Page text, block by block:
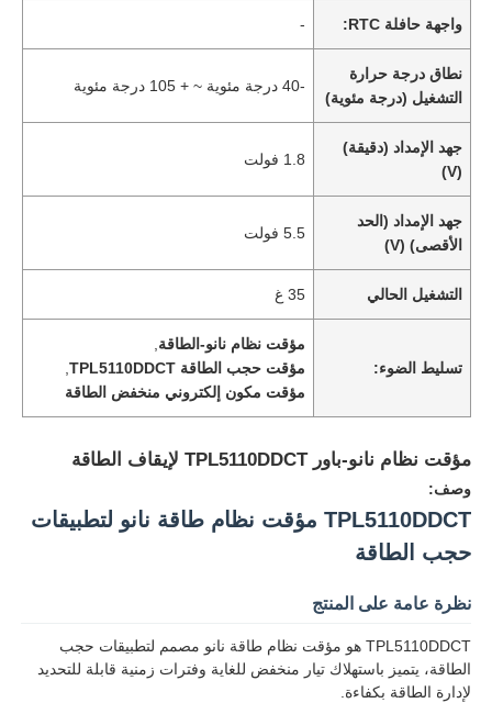
واجهة حافلة RTC: -
نطاق درجة حرارة
التشغيل (درجة مئوية)
-40 درجة مئوية ~ + 105 درجة مئوية
جهد الإمداد (دقيقة)
(V)
1.8 فولت
جهد الإمداد (الحد
الأقصى) (V)
5.5 فولت
التشغيل الحالي 35 غ
تسليط الضوء:
مؤقت نظام نانو-الطاقة
مؤقت حجب الطاقة TPL5110DDCT
مؤقت مكون إلكتروني منخفض الطاقة
مؤقت نظام نانو-باور TPL5110DDCT لإيقاف الطاقة
وصف:
TPL5110DDCT مؤقت نظام طاقة نانو لتطبيقات
حجب الطاقة
نظرة عامة على المنتج
TPL5110DDCT هو مؤقت نظام طاقة نانو مصمم لتطبيقات حجب
الطاقة، يتميز باستهلاك تيار منخفض للغاية وفترات زمنية قابلة للتحديد
لإدارة الطاقة بكفاءة.